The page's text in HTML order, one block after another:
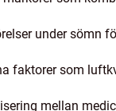
under sömn
faktorer som
mellan